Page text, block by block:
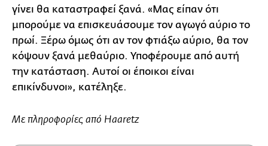
γίνει θα καταστραφεί ξανά. «Μας είπαν ότι
μπορούμε να επισκευάσουμε τον αγωγό αύριο το
πρωί. Ξέρω όμως ότι αν τον φτιάξω αύριο, θα τον
κόψουν ξανά μεθαύριο. Υποφέρουμε από αυτή
την κατάσταση. Αυτοί οι έποικοι είναι
επικίνδυνοι», κατέληξε.
Με πληροφορίες από Haaretz